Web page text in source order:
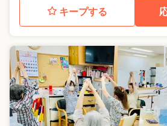
キープする